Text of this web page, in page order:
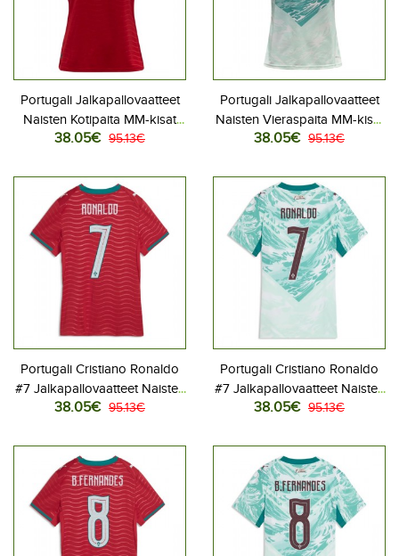
Portugali Jalkapallovaatteet
Naisten Kotipaita MM-kisat
2026 Lyhythihainen
38.05€ 95.13€
Portugali Jalkapallovaatteet
Naisten Vieraspaita MM-kisat
2026 Lyhythihainen
38.05€ 95.13€
Portugali Cristiano Ronaldo
#7 Jalkapallovaatteet Naisten
Kotipaita MM-kisat 2026
38.05€ 95.13€
Portugali Cristiano Ronaldo
#7 Jalkapallovaatteet Naisten
Vieraspaita MM-kisat 2026
38.05€ 95.13€